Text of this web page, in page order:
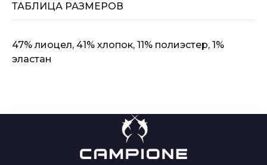
ТАБЛИЦА РАЗМЕРОВ
47% лиоцел, 41% хлопок, 11% полиэстер, 1%
эластан